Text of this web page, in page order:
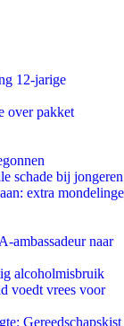
12-jarige
over pakket
schade bij jongeren
extra mondelinge
ambassadeur naar
alcoholmisbruik
voedt vrees voor
Gereedschapskist